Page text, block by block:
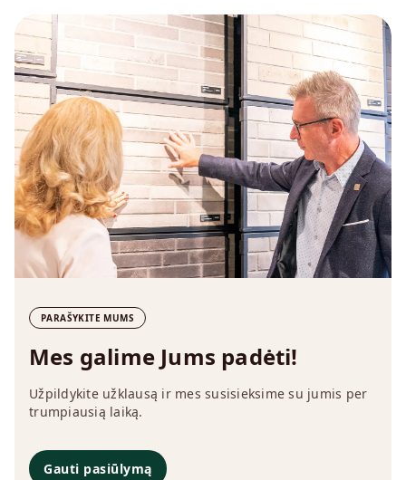
PARAŠYKITE MUMS
Mes galime Jums padėti!
Užpildykite užklausą ir mes susisieksime su jumis per
trumpiausią laiką.
Gauti pasiūlymą